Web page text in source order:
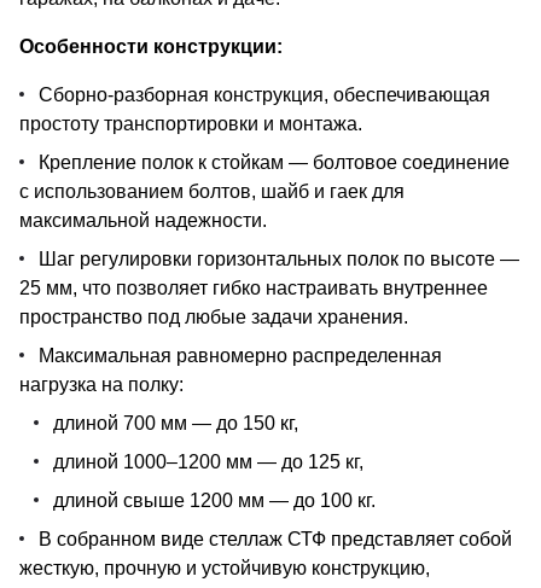
Особенности конструкции:
Сборно-разборная конструкция, обеспечивающая
простоту транспортировки и монтажа.
Крепление полок к стойкам — болтовое соединение
с использованием болтов, шайб и гаек для
максимальной надежности.
Шаг регулировки горизонтальных полок по высоте —
25 мм, что позволяет гибко настраивать внутреннее
пространство под любые задачи хранения.
Максимальная равномерно распределенная
нагрузка на полку:
длиной 700 мм — до 150 кг,
длиной 1000–1200 мм — до 125 кг,
длиной свыше 1200 мм — до 100 кг.
В собранном виде стеллаж СТФ представляет собой
жесткую, прочную и устойчивую конструкцию,